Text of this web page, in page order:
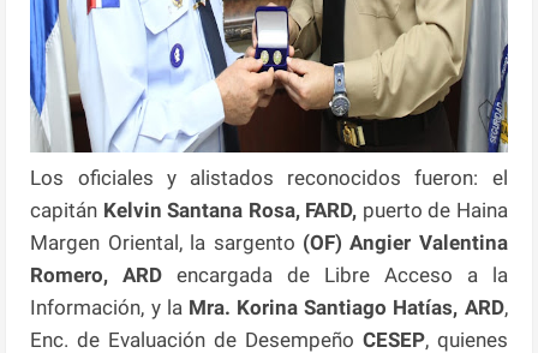
Los oficiales y alistados reconocidos fueron: el
capitán Kelvin Santana Rosa, FARD, puerto de Haina
Margen Oriental, la sargento (OF) Angier Valentina
Romero, ARDencargada de Libre Acceso a la
Información, y la Mra. Korina Santiago Hatías, ARD,
Enc. de Evaluación de Desempeño CESEP, quienes